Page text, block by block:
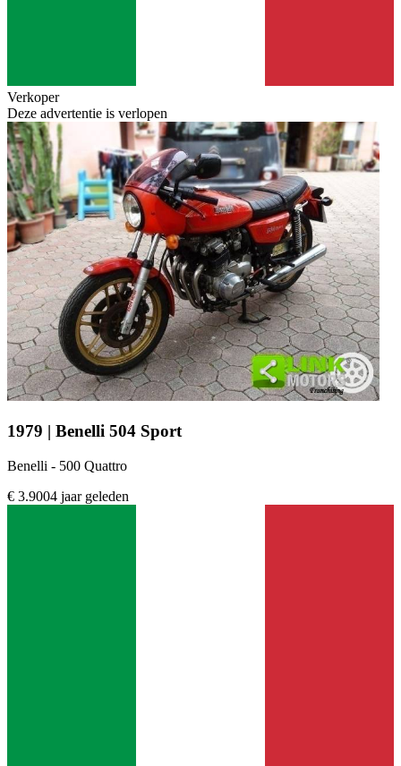
Verkoper
Deze advertentie is verlopen
1979 | Benelli 504 Sport
Benelli - 500 Quattro
€ 3.9004 jaar geleden